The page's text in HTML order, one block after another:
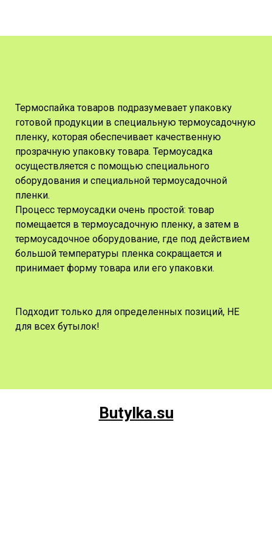
Термоспайка товаров подразумевает упаковку
готовой продукции в специальную термоусадочную
пленку, которая обеспечивает качественную
прозрачную упаковку товара. Термоусадка
осуществляется с помощью специального
оборудования и специальной термоусадочной
пленки.
Процесс термоусадки очень простой: товар
помещается в термоусадочную пленку, а затем в
термоусадочное оборудование, где под действием
большой температуры пленка сокращается и
принимает форму товара или его упаковки.
Подходит только для определенных позиций, НЕ
для всех бутылок!
Butylka.su